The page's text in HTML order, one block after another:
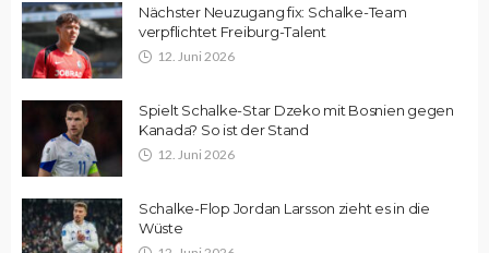
Nächster Neuzugang fix: Schalke-Team
verpflichtet Freiburg-Talent
12. Juni 2026
Spielt Schalke-Star Dzeko mit Bosnien gegen
Kanada? So ist der Stand
12. Juni 2026
Schalke-Flop Jordan Larsson zieht es in die
Wüste